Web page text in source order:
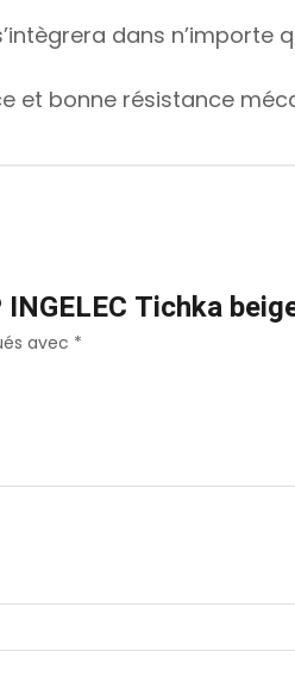
dans n’importe
et bonne résistance
Tichka
avec *